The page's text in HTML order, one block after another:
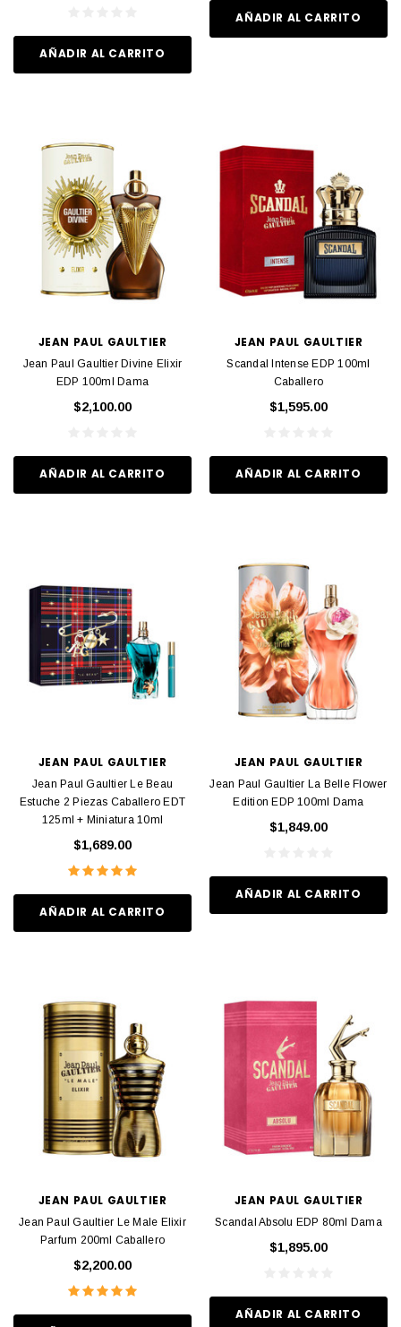
AÑADIR AL CARRITO
AÑADIR AL CARRITO
JEAN PAUL GAULTIER
Jean Paul Gaultier Divine Elixir
EDP 100ml Dama
$2,100.00
AÑADIR AL CARRITO
JEAN PAUL GAULTIER
Scandal Intense EDP 100ml
Caballero
$1,595.00
AÑADIR AL CARRITO
JEAN PAUL GAULTIER
Jean Paul Gaultier Le Beau
Estuche 2 Piezas Caballero EDT
125ml + Miniatura 10ml
$1,689.00
AÑADIR AL CARRITO
JEAN PAUL GAULTIER
Jean Paul Gaultier La Belle Flower
Edition EDP 100ml Dama
$1,849.00
AÑADIR AL CARRITO
JEAN PAUL GAULTIER
Jean Paul Gaultier Le Male Elixir
Parfum 200ml Caballero
$2,200.00
JEAN PAUL GAULTIER
Scandal Absolu EDP 80ml Dama
$1,895.00
AÑADIR AL CARRITO